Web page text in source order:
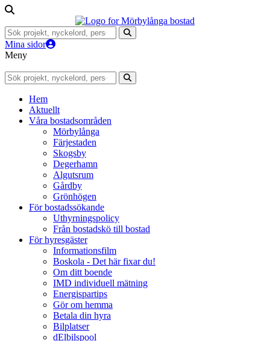
Mina sidor
Meny
Hem
Aktuellt
Våra bostadsområden
Mörbylånga
Färjestaden
Skogsby
Degerhamn
Algutsrum
Gårdby
Grönhögen
För bostadssökande
Uthyrningspolicy
Från bostadskö till bostad
För hyresgäster
Informationsfilm
Boskola - Det här fixar du!
Om ditt boende
IMD individuell mätning
Energispartips
Gör om hemma
Betala din hyra
Bilplatser
dElbilspool